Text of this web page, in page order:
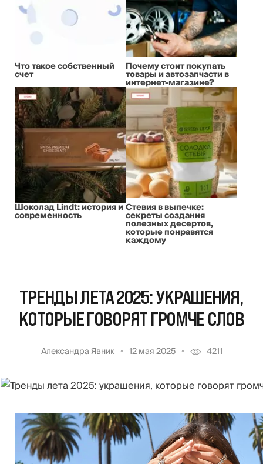
Что такое собственный
счет
Почему стоит покупать
товары и автозапчасти в
интернет-магазине?
Шоколад Lindt: история и
современность
Стевия в выпечке:
секреты создания
полезных десертов,
которые понравятся
каждому
ТРЕНДЫ ЛЕТА 2025: УКРАШЕНИЯ,
КОТОРЫЕ ГОВОРЯТ ГРОМЧЕ СЛОВ
Александра Явник 12 мая 2025 4211